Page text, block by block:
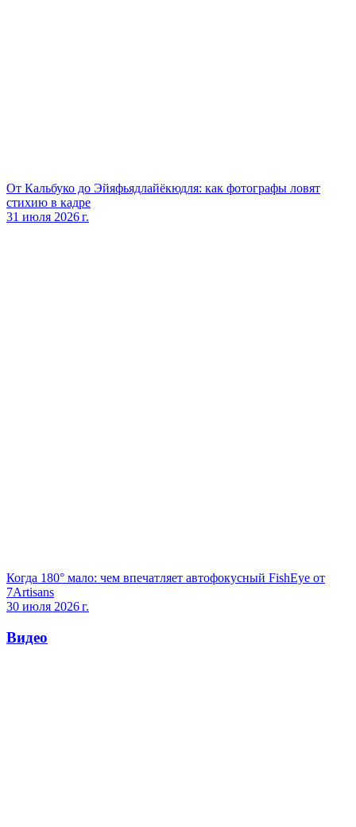
От Кальбуко до Эйяфьядлайёкюдля: как фотографы ловят
стихию в кадре
31 июля 2026 г.
Когда 180° мало: чем впечатляет автофокусный FishEye от
7Artisans
30 июля 2026 г.
Видео